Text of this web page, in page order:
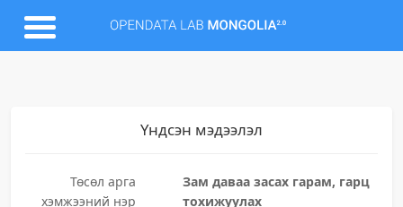
Үндсэн мэдээлэл
Төсөл арга
хэмжээний нэр
Зам даваа засах гарам, гарц
тохижуулах